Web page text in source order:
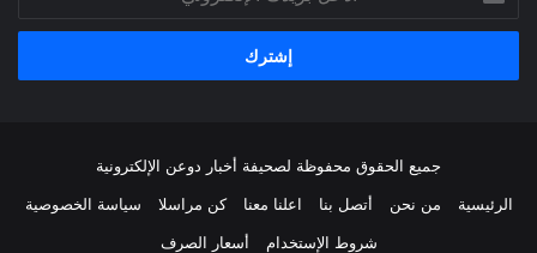
جميع الحقوق محفوظة لصحيفة أخبار دوعن الإلكترونية
الرئيسية
من نحن أتصل بنا اعلنا معنا كن مراسلا
سياسة الخصوصية
شروط الإستخدام
أسعار الصرف